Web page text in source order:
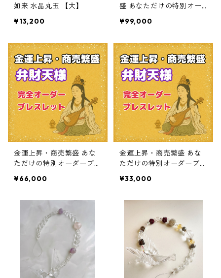
如来 水晶丸玉 【大】
¥13,200
盛 あなただけの特別オー
¥99,000
金運上昇・商売繁盛 あな
ただけの特別オーダーブレ
¥66,000
金運上昇・商売繁盛 あな
ただけの特別オーダーブレ
¥33,000